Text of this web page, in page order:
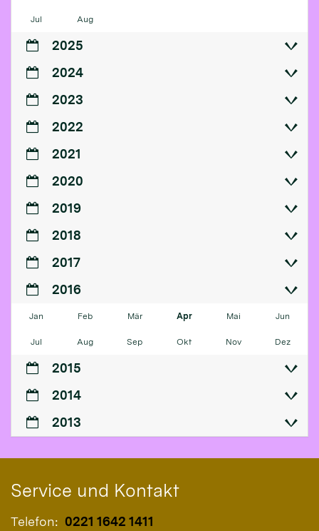
Jul Aug
2025
2024
2023
2022
2021
2020
2019
2018
2017
2016
Jan Feb Mär Apr Mai Jun
Jul Aug Sep Okt Nov Dez
2015
2014
2013
Service und Kontakt
Telefon: 0221 1642 1411